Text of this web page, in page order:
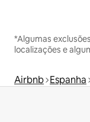
*Algumas
localizações e
Airbnb Espanha